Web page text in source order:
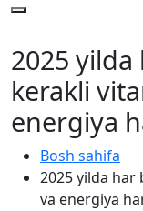
2025
kerakli
energiya
Bosh sahifa
2025 yilda har
va energiya